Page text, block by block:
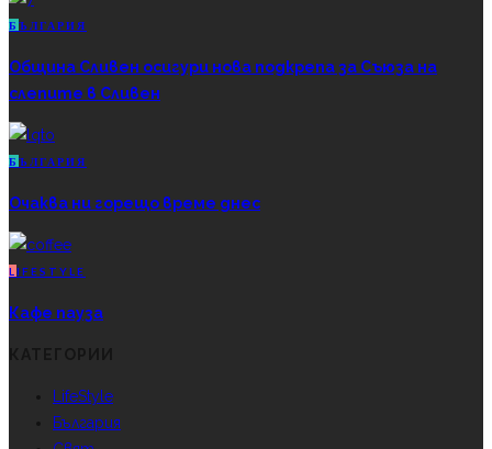
Б ЪЛГАРИЯ
Община Сливен осигури нова подкрепа за Съюза на
слепите в Сливен
Б ЪЛГАРИЯ
Очаква ни горещо време днес
L IFESTYLE
Кафе пауза
LifeStyle
България